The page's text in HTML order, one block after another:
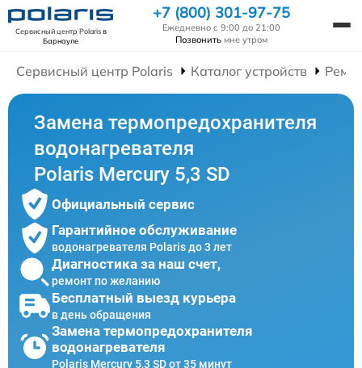
Сервисный центр Polarisв
Барнауле
+7 (800) 301-97-75
Ежедневно с 9:00 до 21:00
Позвонить мне утром
Сервисный центр Polaris Каталог устройств
Замена термопредохранителя
водонагревателя
Polaris Mercury 5,3 SD
Официальный сервис
Гарантийное обслуживание
водонагревателя Polaris до 3 лет
Диагностика за наш счет,
ремонт по желанию
Бесплатный выезд курьера
в день обращения
Замена термопредохранителя
водонагревателя
Polaris Mercury 5,3 SD от 35 минут